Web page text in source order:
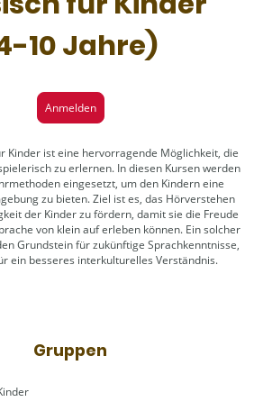
10 Jahre)
Anmelden
Kinder ist eine hervorragende Möglichkeit, die
zu erlernen. In diesen Kursen werden
eingesetzt, um den Kindern eine
zu bieten. Ziel ist es, das Hörverstehen
der Kinder zu fördern, damit sie die Freude
von klein auf erleben können. Ein solcher
Grundstein für zukünftige Sprachkenntnisse,
ein besseres interkulturelles Verständnis.
Gruppen